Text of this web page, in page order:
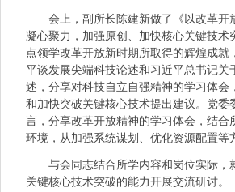
会上，副所长陈建新做了《以改革开
凝心聚力，加强原创、加快核心关键技术
点领学改革开放新时期所取得的辉煌成就
平谈发展尖端科技论述和习近平总书记关
述，分享对科技自立自强精神的学习体会
和加快突破关键核心技术提出建议。党委
言，分享改革开放精神的学习体会，结合
环境，从加强系统谋划、优化资源配置等
与会同志结合所学内容和岗位实际，
关键核心技术突破的能力开展交流研讨。